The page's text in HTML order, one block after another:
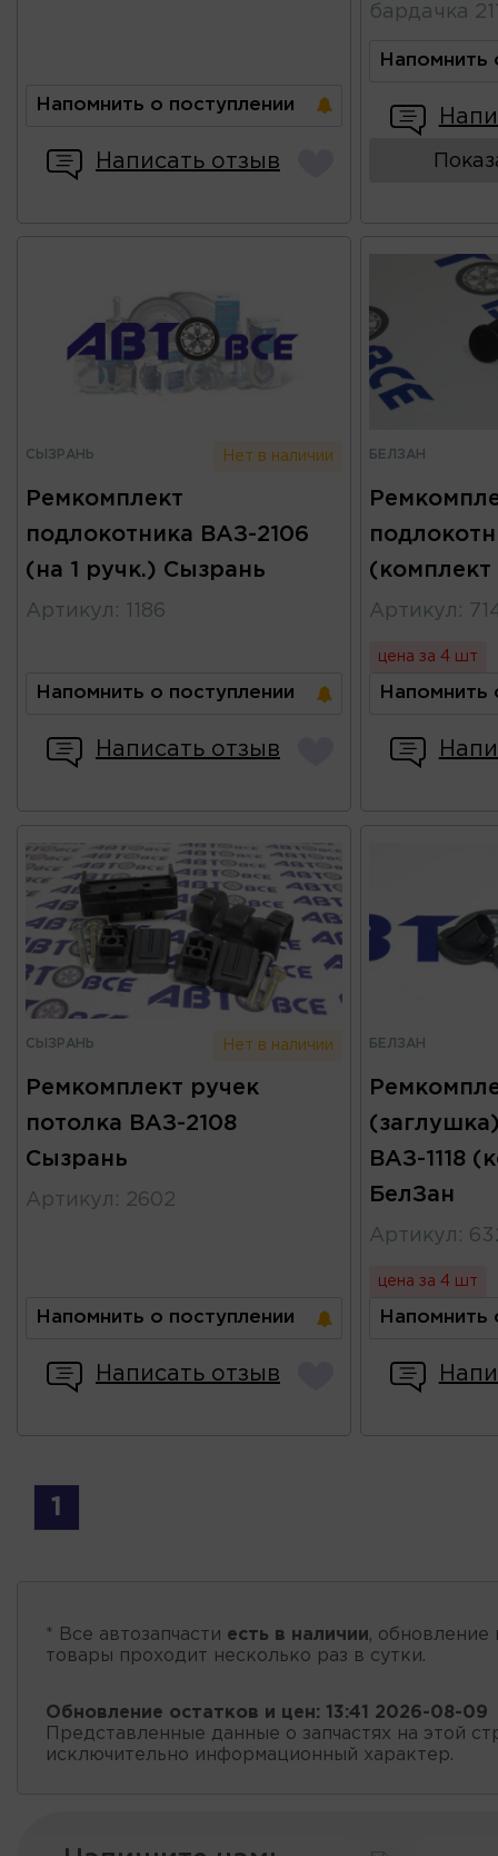
Напомнить о поступлении
Написать отзыв
бардачка
Напомнить
СЫЗРАНЬ Нет в наличии
Ремкомплект
подлокотника ВАЗ-2106
(на 1 ручк.) Сызрань
Артикул : 1186
Напомнить о поступлении
Написать отзыв
БЕЛЗАН
Артикул :
цена за 4 шт
Напомнить
СЫЗРАНЬ Нет в наличии
Ремкомплект ручек
потолка ВАЗ-2108
Сызрань
Артикул : 2602
Напомнить о поступлении
Написать отзыв
БЕЛЗАН
ВАЗ-1118
БелЗан
Артикул :
цена за 4 шт
Напомнить
1
* Все автозапчасти есть в наличии, обновление
товары проходит несколько раз в сутки.
Обновление остатков и цен: 13:41 2026-08-09
Представленные данные о запчастях на этой
исключительно информационный характер.